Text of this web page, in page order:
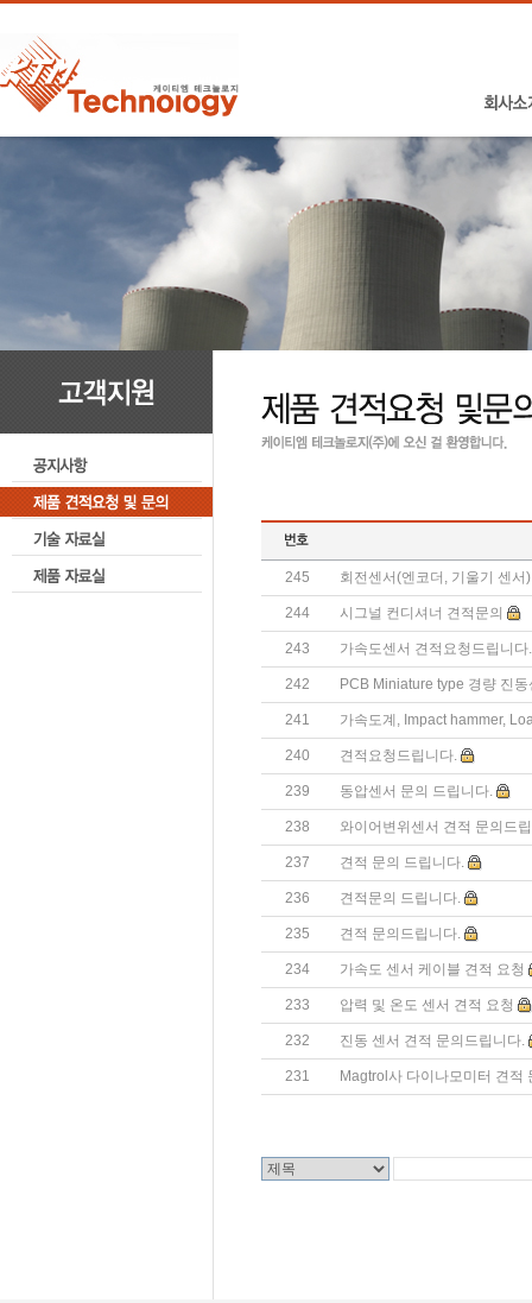
245 회전센서(엔코더, 기울기 센서)
244 시그널 컨디셔너 견적문의
243 가속도센서 견적요청드립니다.
242 PCB Miniature type 경량 진
241 가속도계, Impact hammer,
240 견적요청드립니다.
239 동압센서 문의 드립니다.
238 와이어변위센서 견적 문의드
237 견적 문의 드립니다.
236 견적문의 드립니다.
235 견적 문의드립니다.
234 가속도 센서 케이블 견적 요청
233 압력 및 온도 센서 견적 요청
232 진동 센서 견적 문의드립니다.
231 Magtrol사 다이나모미터 견적